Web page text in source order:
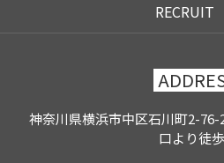
RECRUIT
神奈川県横浜市中区石川町2-
口より徒